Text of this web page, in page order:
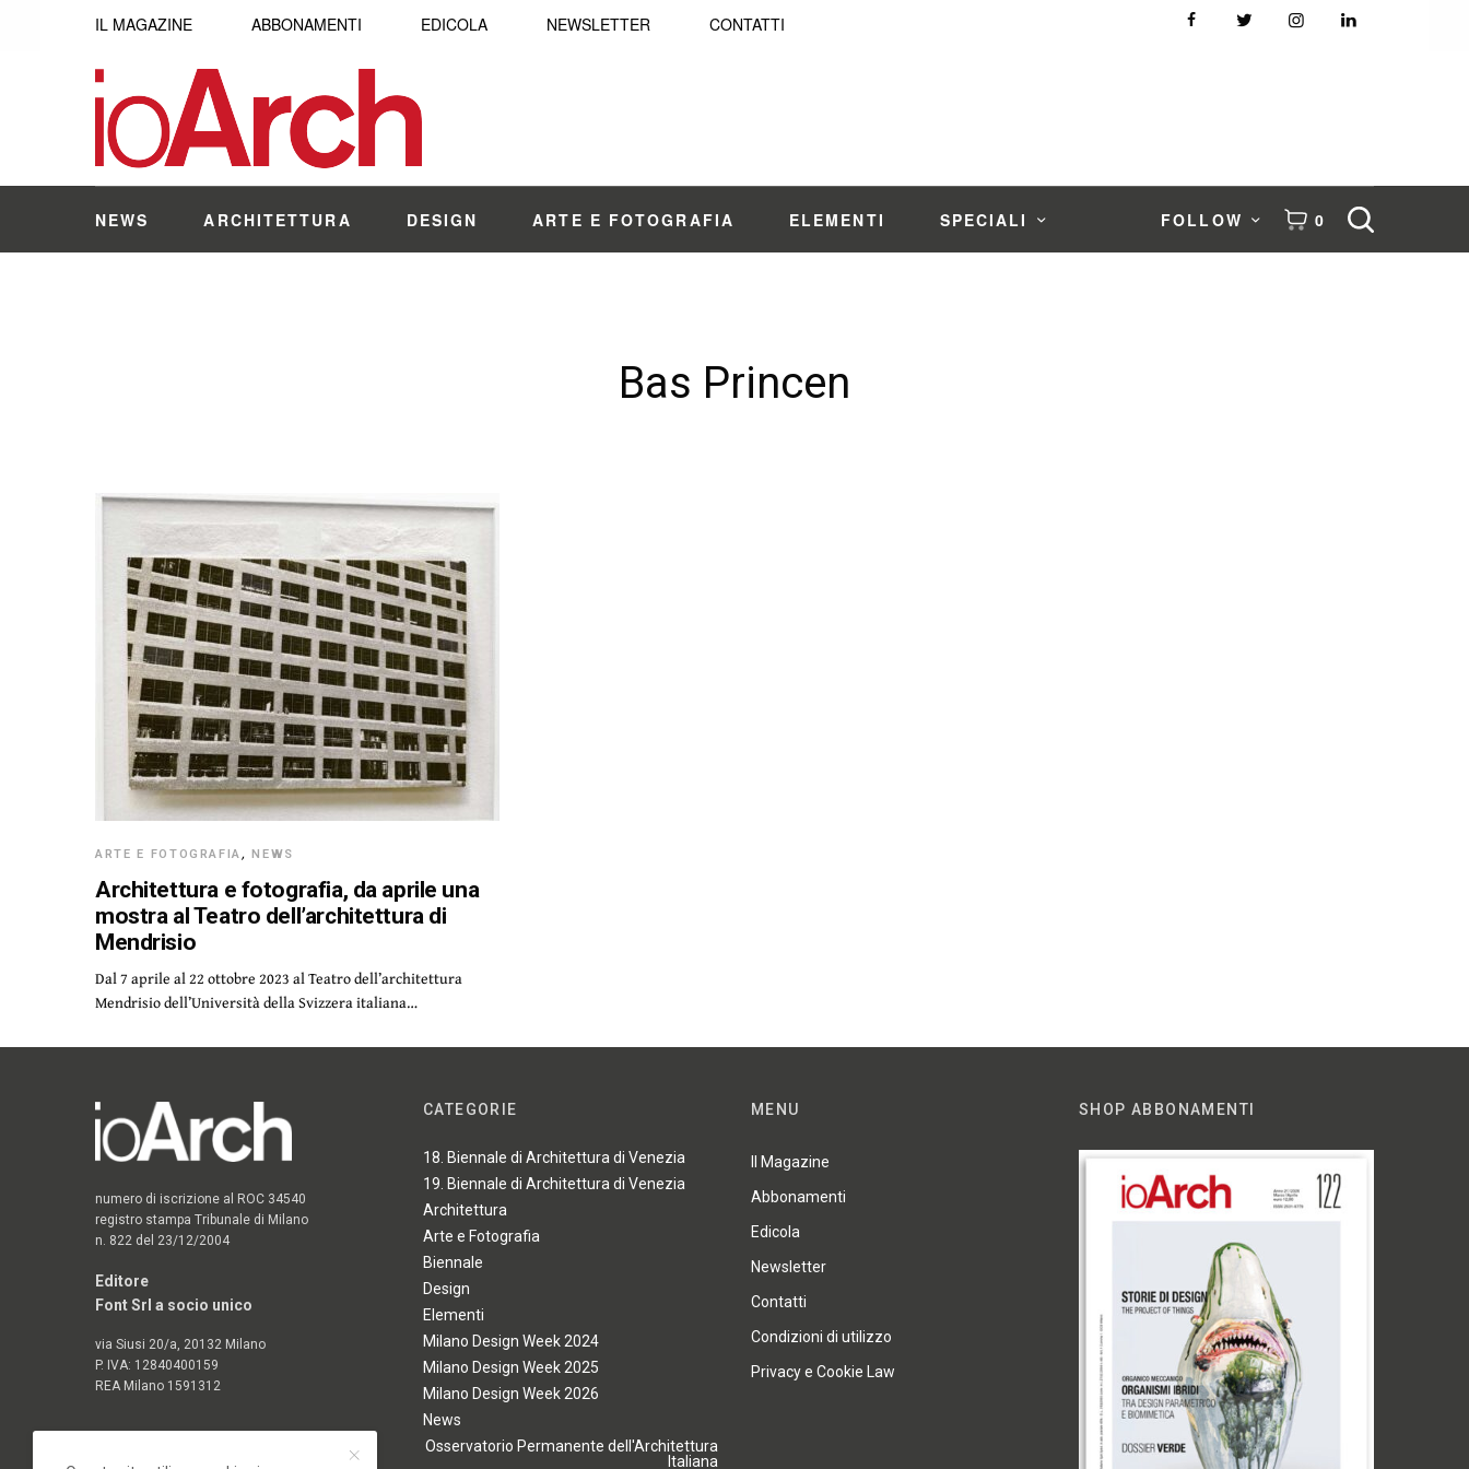
IL MAGAZINE ABBONAMENTI EDICOLA NEWSLETTER CONTATTI
NEWS ARCHITETTURA DESIGN ARTE E FOTOGRAFIA ELEMENTI SPECIALI FOLLOW 0
Bas Princen
ARTE E FOTOGRAFIA,NEWS
Architettura e fotografia, da aprile una
mostra al Teatro dell’architettura di
Mendrisio
Dal 7 aprile al 22 ottobre 2023 al Teatro dell’architettura
Mendrisio dell’Università della Svizzera italiana…
numero di iscrizione al ROC 34540
registro stampa Tribunale di Milano
n. 822 del 23/12/2004
Editore
Font Srl a socio unico
via Siusi 20/a, 20132 Milano
P. IVA: 12840400159
REA Milano 1591312
CATEGORIE
18. Biennale di Architettura di Venezia
19. Biennale di Architettura di Venezia
Architettura
Arte e Fotografia
Biennale
Design
Elementi
Milano Design Week 2024
Milano Design Week 2025
Milano Design Week 2026
News
Osservatorio Permanente dell'Architettura
Italiana
MENU
Il Magazine
Abbonamenti
Edicola
Newsletter
Contatti
Condizioni di utilizzo
Privacy e Cookie Law
SHOP ABBONAMENTI